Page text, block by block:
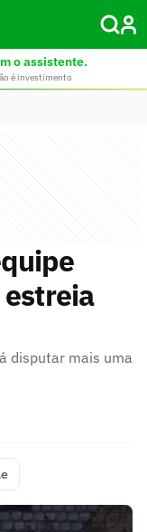
o assistente.
é investimento
disputar mais uma